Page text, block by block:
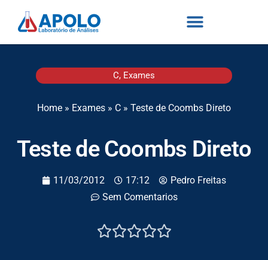
C, Exames
Home » Exames » C » Teste de Coombs Direto
Teste de Coombs Direto
11/03/2012 17:12
Pedro Freitas
Sem Comentarios
